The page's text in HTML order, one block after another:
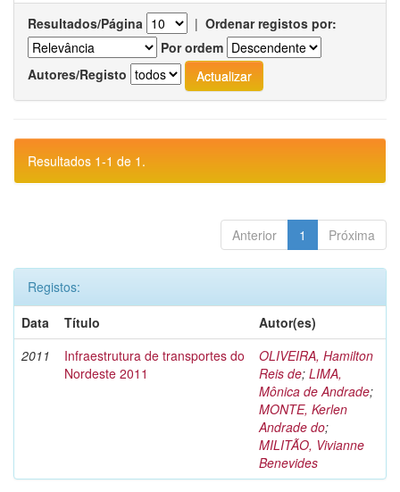
Resultados/Página | Ordenar registos por:
Por ordem
Autores/Registo
Resultados 1-1 de 1.
Anterior 1 Próxima
Registos:
Data
Título
Autor(es)
2011
Infraestrutura de transportes do
Nordeste 2011
OLIVEIRA, Hamilton
Reis de; LIMA,
Mônica de Andrade;
MONTE, Kerlen
Andrade do;
MILITÃO, Vivianne
Benevides